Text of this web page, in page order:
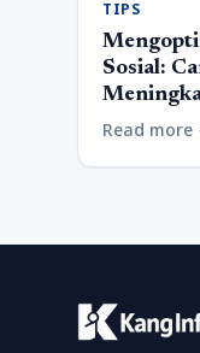
TIPS
Sosial:
Read more